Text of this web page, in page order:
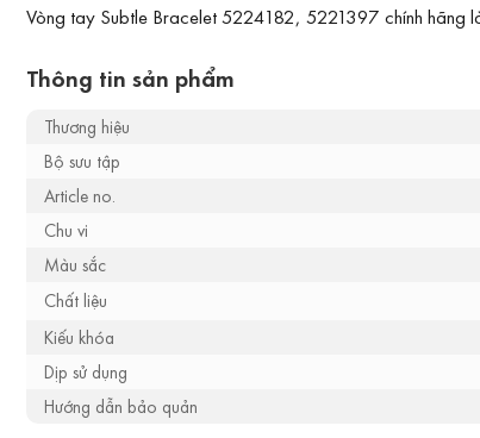
Vòng tay Subtle Bracelet 5224182, 5221397 chính hãng
Thông tin sản phẩm
Thương hiệu
Bộ sưu tập
Article no.
Chu vi
Màu sắc
Chất liệu
Kiếu khóa
Dịp sử dụng
Hướng dẫn bảo quản